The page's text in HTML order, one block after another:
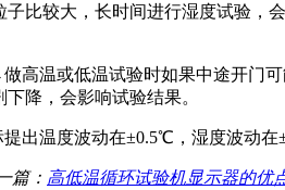
比较大，长时间进行湿度试验
高温或低温试验时如果中途开门
降，会影响试验结果。
出温度波动在±0.5℃，湿度波动在
篇： 高低温循环试验机显示器的优